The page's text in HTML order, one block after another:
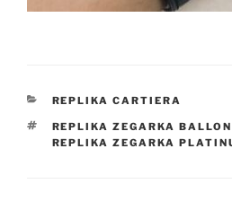
KATEGORIE
REPLIKA CARTIERA
TAGI
REPLIKA ZEGARKA
REPLIKA ZEGARKA